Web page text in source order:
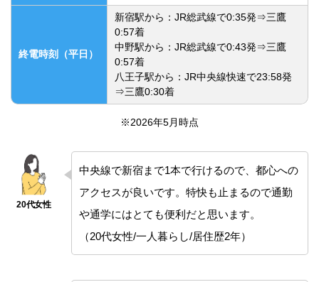
終電時刻（平日）
新宿駅から：JR総武線で0:35発⇒三鷹
0:57着
中野駅から：JR総武線で0:43発⇒三鷹
0:57着
八王子駅から：JR中央線快速で23:58発
⇒三鷹0:30着
※2026年5月時点
中央線で新宿まで1本で行けるので、都心への
アクセスが良いです。特快も止まるので通勤
や通学にはとても便利だと思います。
（20代女性/一人暮らし/居住歴2年）